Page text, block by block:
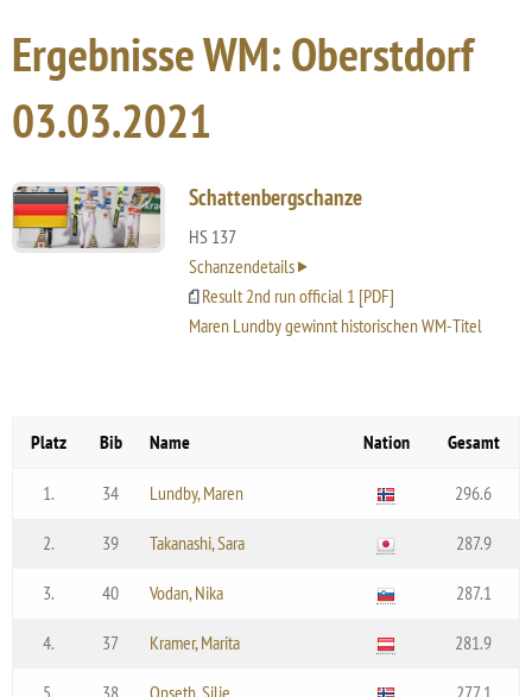
Ergebnisse WM: Oberstdorf
03.03.2021
Schattenbergschanze
HS 137
Schanzendetails
Result 2nd run official 1 [PDF]
Maren Lundby gewinnt historischen WM-Titel
Platz Bib Name Nation Gesamt
1. 34 Lundby, Maren 296.6
2. 39 Takanashi, Sara 287.9
3. 40 Vodan, Nika 287.1
4. 37 Kramer, Marita 281.9
5. 38 Opseth, Silje 277.1